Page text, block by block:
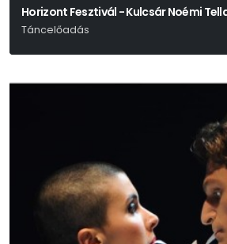
Horizont Fesztivál - Kulcsár Noémi
Táncelőadás